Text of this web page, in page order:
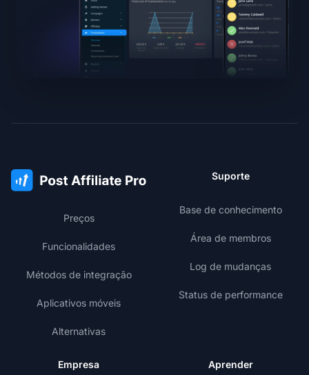
Preços
Funcionalidades
Métodos de integração
Aplicativos móveis
Alternativas
Suporte
Base de conhecimento
Área de membros
Log de mudanças
Status de performance
Empresa Aprender